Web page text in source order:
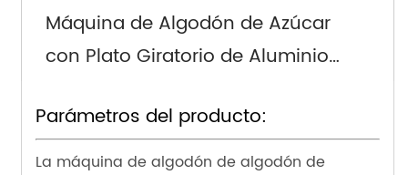
Máquina de Algodón de Azúcar
con Plato Giratorio de Aluminio
Europeo
Parámetros del producto:
La máquina de algodón de algodón de